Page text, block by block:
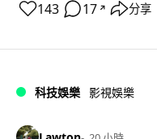
143 17 ↗ 分享
科技娛樂 影視娛樂